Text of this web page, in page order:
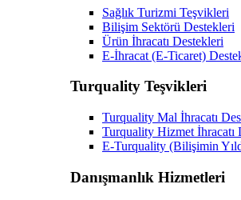
Sağlık Turizmi Teşvikleri
Bilişim Sektörü Destekleri
Ürün İhracatı Destekleri
E-İhracat (E-Ticaret)
Turquality Teşvikleri
Turquality Mal İhracatı
Turquality Hizmet İhracatı
E-Turquality (Bilişimin
Danışmanlık Hizmetleri